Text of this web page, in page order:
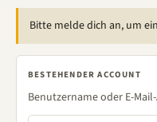
Bitte melde dich an, um
BESTEHENDER ACCOUNT
Benutzername oder E-